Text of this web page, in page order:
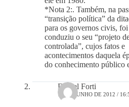
*Nota 2:. Também, na
“transição política” da
para os governos civis,
conduziu o seu “projeto
controlada”, cujos fatos e
acontecimentos daquela
do conhecimento público
Daniel Forti
15 DE JUNHO DE 2012 /